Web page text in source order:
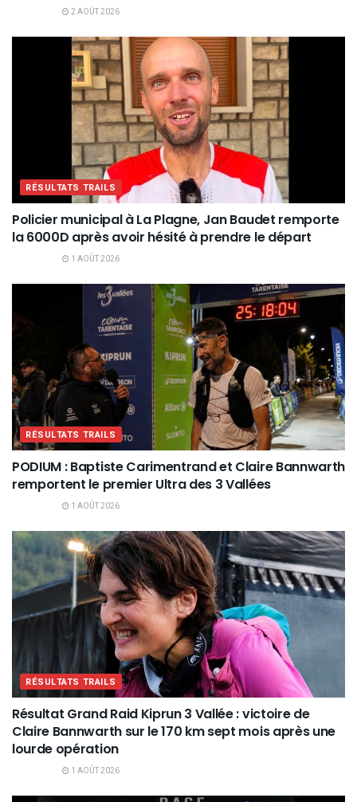
2 AOÛT 2026
RÉSULTATS TRAILS
Policier municipal à La Plagne, Jan Baudet remporte
la 6000D après avoir hésité à prendre le départ
1 AOÛT 2026
RÉSULTATS TRAILS
PODIUM : Baptiste Carimentrand et Claire Bannwarth
remportent le premier Ultra des 3 Vallées
1 AOÛT 2026
RÉSULTATS TRAILS
Résultat Grand Raid Kiprun 3 Vallée : victoire de
Claire Bannwarth sur le 170 km sept mois après une
lourde opération
1 AOÛT 2026